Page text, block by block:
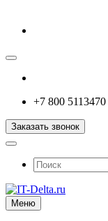
+7 800 5113470
Заказать звонок
Меню